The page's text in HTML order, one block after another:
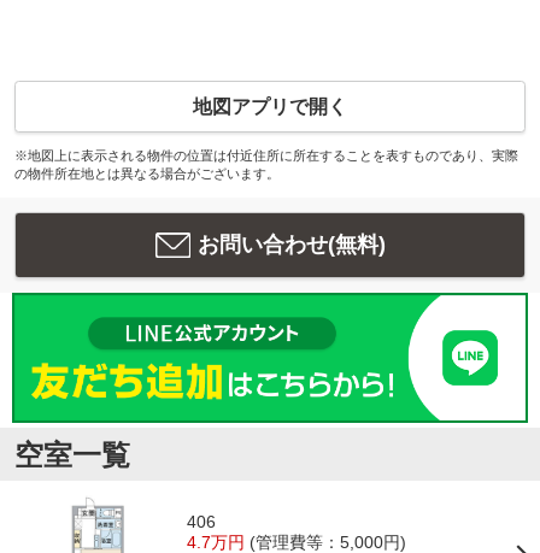
地図アプリで開く
※地図上に表示される物件の位置は付近住所に所在することを表すものであり、実際
の物件所在地とは異なる場合がございます。
お問い合わせ(無料)
空室一覧
406
4.7万円 (管理費等：5,000円)